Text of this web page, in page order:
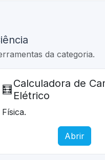
da categoria.
🧮 Calculadora de
Elétrico
Física.
Abrir